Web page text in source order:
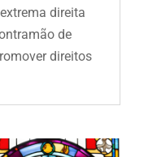
direita
de
direitos